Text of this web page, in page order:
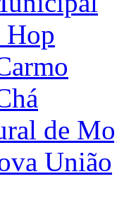
Hop
de
União